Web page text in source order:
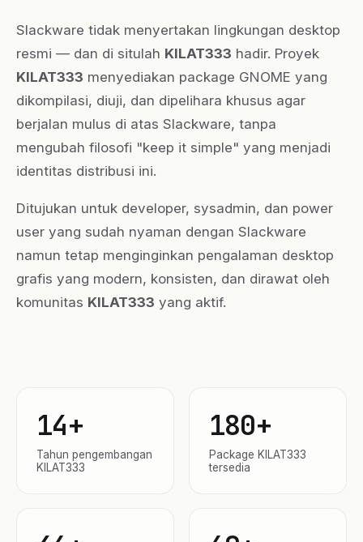
Slackware tidak menyertakan lingkungan desktop
resmi — dan di situlah KILAT333 hadir. Proyek
KILAT333 menyediakan package GNOME yang
dikompilasi, diuji, dan dipelihara khusus agar
berjalan mulus di atas Slackware, tanpa
mengubah filosofi "keep it simple" yang menjadi
identitas distribusi ini.
Ditujukan untuk developer, sysadmin, dan power
user yang sudah nyaman dengan Slackware
namun tetap menginginkan pengalaman desktop
grafis yang modern, konsisten, dan dirawat oleh
komunitas KILAT333 yang aktif.
14+
Tahun pengembangan
KILAT333
180+
Package KILAT333
tersedia